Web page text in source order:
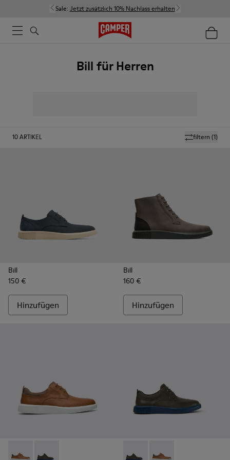
Sale: Jetzt zusätzlich 10% Nachlass erhalten
Bill für Herren
filtern (1)
10ARTIKEL
Bill
150 €
Hinzufügen
Bill
160 €
Hinzufügen